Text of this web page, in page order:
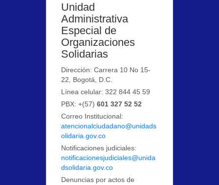
Unidad
Administrativa
Especial de
Organizaciones
Solidarias
Dirección: Carrera 10 No 15-
22, Bogotá, D.C.
Línea celular: 322 844 45 59
PBX: +(57)601 327 52 52
Correo Institucional:
atencionalciudadano@unidads
olidaria.gov.co
Notificaciones judiciales:
notificacionesjudiciales@unida
dsolidaria.gov.co
Denuncias por actos de